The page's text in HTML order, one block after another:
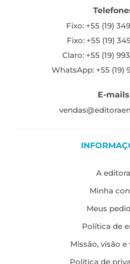
Fixo: +55 (19)
Fixo: +55 (19)
Claro: +55 (19)
WhatsApp: +55 (19)
E-mails
A editora
Minha
Meus
Política de
Missão, visão e
Política de